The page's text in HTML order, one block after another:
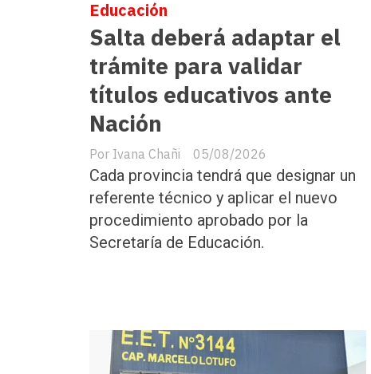
Salta deberá adaptar el
trámite para validar
títulos educativos ante
Nación
Ivana Chañi
Educación
05/08/2026
Cada provincia tendrá que designar un
referente técnico y aplicar el nuevo
procedimiento aprobado por la
Secretaría de Educación.